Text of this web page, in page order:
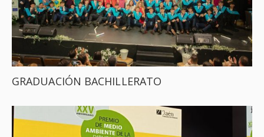
GRADUACIÓN BACHILLERATO